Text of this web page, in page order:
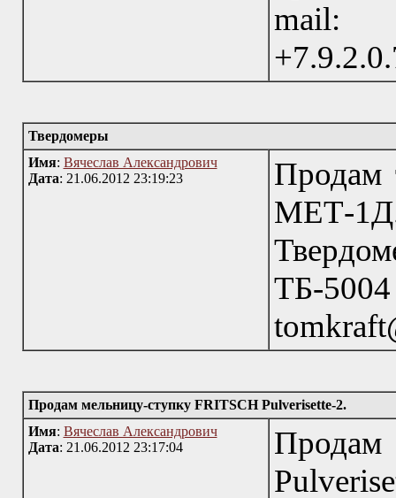
mail:
Твердомеры
Имя: Вячеслав Александрович
Дата: 21.06.2012 23:19:23
Продам
МЕТ-
ТБ-
Продам мельницу-ступку FRITSCH Pulverisette-2.
Имя: Вячеслав Александрович
Дата: 21.06.2012 23:17:04